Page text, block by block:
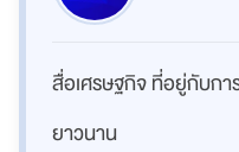
สื่อเศรษฐกิจ ที่อยู่กับกา
ยาวนาน